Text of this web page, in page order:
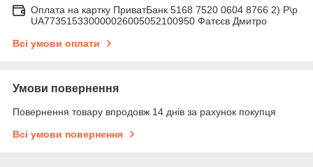
Оплата на картку ПриватБанк 5168 7520 0604 8766 2) Р\р
UA773515330000026005052100950 Фатєєв Дмитро
Всі умови оплати
Умови повернення
Повернення товару впродовж 14 днів за рахунок покупця
Всі умови повернення